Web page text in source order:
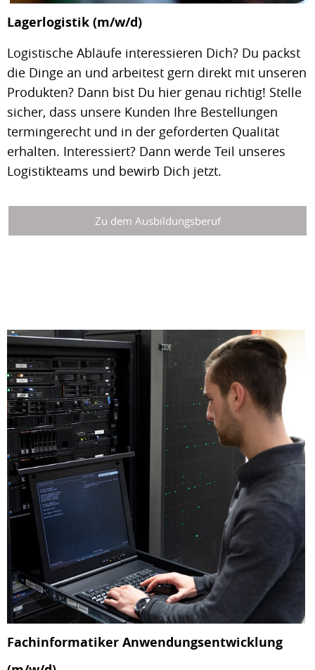
Lagerlogistik (m/w/d)
Logistische Abläufe interessieren Dich? Du packst
die Dinge an und arbeitest gern direkt mit unseren
Produkten? Dann bist Du hier genau richtig! Stelle
sicher, dass unsere Kunden Ihre Bestellungen
termingerecht und in der geforderten Qualität
erhalten. Interessiert? Dann werde Teil unseres
Logistikteams und bewirb Dich jetzt.
Zu dem Ausbildungsberuf
Fachinformatiker Anwendungsentwicklung